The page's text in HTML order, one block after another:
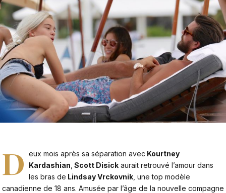
D eux mois après sa séparation avec Kourtney
Kardashian Scott Disick aurait retrouvé l’amour dans
les bras de Lindsay Vrckovnik , une top modèle
canadienne de 18 ans. Amusée par l’âge de la nouvelle compagne